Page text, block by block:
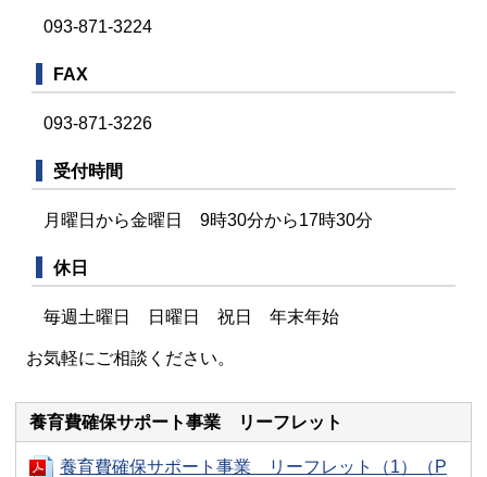
093-871-3224
FAX
093-871-3226
受付時間
月曜日から金曜日 9時30分から17時30分
休日
毎週土曜日 日曜日 祝日 年末年始
お気軽にご相談ください。
養育費確保サポート事業 リーフレット
養育費確保サポート事業 リーフレット（1）（P